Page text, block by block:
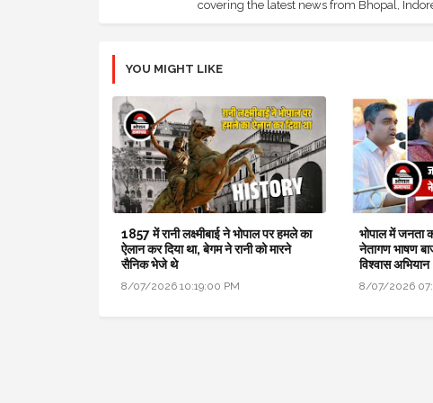
covering the latest news from Bhopal,
YOU MIGHT LIKE
1857 में रानी लक्ष्मीबाई ने भोपाल पर हमले का
ऐलान कर दिया था, बेगम ने रानी को मारने
सैनिक भेजे थे
8/07/2026 10:19:00 PM
भोपाल में जनता
नेतागण भाषण
विश्वास अभियान
8/07/2026